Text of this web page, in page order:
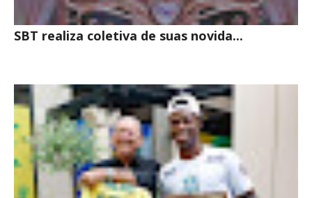
SBT realiza coletiva de suas novida...